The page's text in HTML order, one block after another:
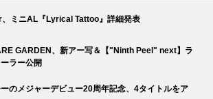
ミニAL『Lyrical Tattoo』詳細発表
GARDEN、新アー写＆【"Ninth Peel" next】ラ
ラー公開
のメジャーデビュー20周年記念、4タイトルをア